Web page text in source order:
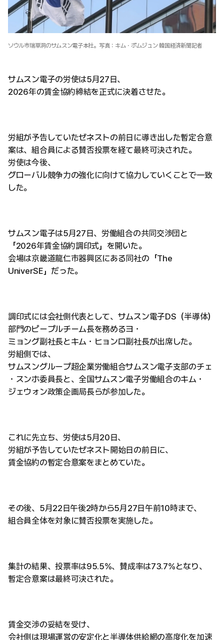
ソウル市瑞草洞のサムスン電子本社。写真：キム・ボムジュン 韓国経済新聞記者
サムスン電子の労使は5月27日、
2026年の賃金協約締結を正式に決着させた。
労組が予告していたゼネストの前日に導き出した暫定合意
案は、組合員による賛否投票を経て最終可決された。
労使は今後、
グローバル競争力の強化に向けて協力していくことで一致
した。
サムスン電子は5月27日、労働組合の共同交渉団と
「2026年賃金協約調印式」を開いた。
会場は京畿道龍仁市器興区にある同社の「The
UniverSE」だった。
調印式には会社側代表として、サムスン電子DS（半導体）
部門のピープルチーム長を務めるヨ・
ミョング副社長とキム・ヒョンロ副社長が出席した。
労組側では、
サムスングループ超企業労働組合サムスン電子支部のチェ
・スンホ委員長と、全国サムスン電子労働組合のキム・
ジェウォン政策企画局長らが参加した。
これに先立ち、労使は5月20日、
労組が予告していたゼネスト開始日の前日に、
賃金協約の暫定合意案をまとめていた。
その後、5月22日午後2時から5月27日午前10時まで、
組合員全体を対象に賛否投票を実施した。
集計の結果、投票率は95.5%、賛成率は73.7%となり、
暫定合意案は最終可決された。
賃金交渉の妥結を受け、
会社側は現場運営の安定化と半導体供給網の高度化を加速